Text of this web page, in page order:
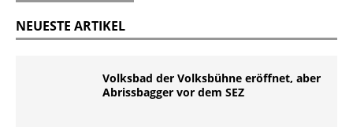
NEUESTE ARTIKEL
Volksbad der Volksbühne eröffnet, aber
Abrissbagger vor dem SEZ